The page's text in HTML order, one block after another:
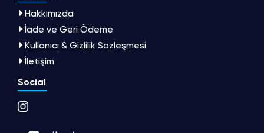
Hakkımızda
İade ve Geri Ödeme
Kullanıcı & Gizlilik Sözleşmesi
İletişim
Social